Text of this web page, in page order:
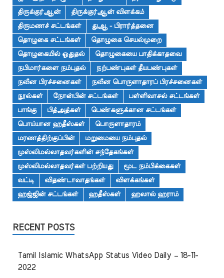
திருக்குர்ஆன்
திருக்குர்ஆன் விளக்கம்
திருமணச் சட்டங்கள்
துஆ - பிரார்த்தனை
தொழுகை சட்டங்கள்
தொழுகை செயல்முறை
தொழுகையில் ஓதுதல்
தொழுகையை பாதிக்காதவை
நபிமார்களை நம்புதல்
நற்பண்புகள் தீயபண்புகள்
நவீன பிரச்சனைகள்
நவீன பொருளாதாரப் பிரச்சனைகள்
நூல்கள்
நோன்பின் சட்டங்கள்
பள்ளிவாசல் சட்டங்கள்
பாங்கு
பித்அத்கள்
பெண்களுக்கான சட்டங்கள்
பொய்யான ஹதீஸ்கள்
பொருளாதாரம்
மரணத்திற்குப்பின்
மறுமையை நம்புதல்
முஸ்லிமல்லாதவர்களின் சந்தேகங்கள்
முஸ்லிமல்லாதவர்கள் பற்றியது
மூட நம்பிக்கைகள்
வட்டி
விதண்டாவாதங்கள்
விளக்கங்கள்
ஹஜ்ஜின் சட்டங்கள்
ஹதீஸ்கள் ஹலால் ஹராம்
RECENT POSTS
Tamil Islamic WhatsApp Status Video Daily – 18-11-
2022